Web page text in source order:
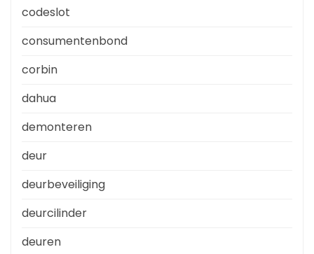
codeslot
consumentenbond
corbin
dahua
demonteren
deur
deurbeveiliging
deurcilinder
deuren